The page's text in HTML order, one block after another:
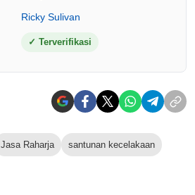
Ricky Sulivan
✓ Terverifikasi
Jasa Raharja santunan kecelakaan